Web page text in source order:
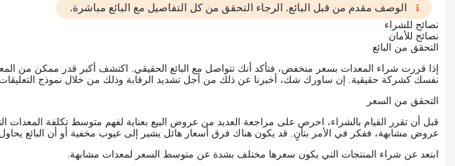
الوصف مقدم من قبل البائع. الرجاء التحقق من كل التفاصيل مع البائع مباشرة.
نصائح للشراء
نصائح للأمان
التحقق من البائع
إذا قررت شراء المعدات بسعر منخفض، فتأكد أنك تتواصل مع البائع الحقيقي. اكتشف أكبر قدر ممكن من
نفسك كشركة حقيقية. إن ساورك شك، أخبرنا عن ذلك من أجل تشديد الرقابة وذلك من خلال نموذج التعليقات.
التحقق من السعر
قبل أن تقرر القيام بالشراء، احرص على مراجعة العديد من عروض البيع بعناية لفهم متوسط تكلفة المعدات
عروض مشابهة، ففكر في الأمر بتأنٍ. قد يكون هناك فرق أسعار هائل يشير إلى عيوب مخفية أو أن البائع يحاول
ابتعد عن شراء المنتجات التي يكون سعرها مختلف بشدة عن متوسط السعر لمعدات مشابهة.